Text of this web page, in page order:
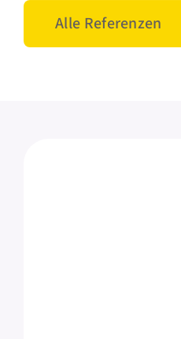
Alle Referenzen